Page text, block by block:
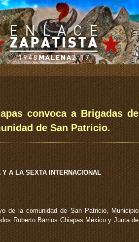
convoca a Brigadas de
de San Patricio.
A LA SEXTA INTERNACIONAL
de la comunidad de San Patricio, Municipio
Roberto Barrios Chiapas México y Junta de